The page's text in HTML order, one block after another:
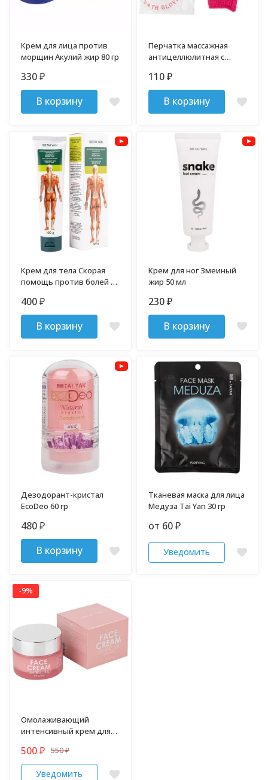
Крем для лица против
морщин Акулий жир 80 гр
330₽
В корзину
Перчатка массажная
антицеллюлитная с
positive 1 шт
110₽
В корзину
Крем для тела Скорая
помощь против болей в
400₽
В корзину
Крем для ног Змеиный
жир 50 мл
230₽
В корзину
Дезодорант-кристал
EcoDeo 60 гр
480₽
В корзину
Тканевая маска для лица
Медуза Tai Yan 30 гр
от 60₽
Уведомить
-9%
Омолаживающий
интенсивный крем для
500₽ 550₽
Уведомить